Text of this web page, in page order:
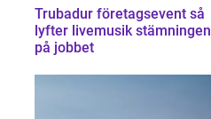
Trubadur företagsevent så
lyfter livemusik stämningen
på jobbet